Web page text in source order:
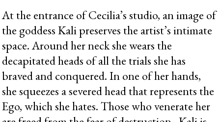
At the entrance of Cecilia’s studio, an image of
the goddess Kali preserves the artist’s intimate
space. Around her neck she wears the
decapitated heads of all the trials she has
braved and conquered. In one of her hands,
she squeezes a severed head that represents the
Ego, which she hates. Those who venerate her